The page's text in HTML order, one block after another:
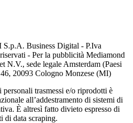
S.p.A. Business Digital - P.Iva
- Per la pubblicità Mediamond
N.V., sede legale Amsterdam (Paesi
20093 Cologno Monzese (MI)
trasmessi e/o riprodotti è
all’addestramento di sistemi di
È altresì fatto divieto espresso di
di data scraping.